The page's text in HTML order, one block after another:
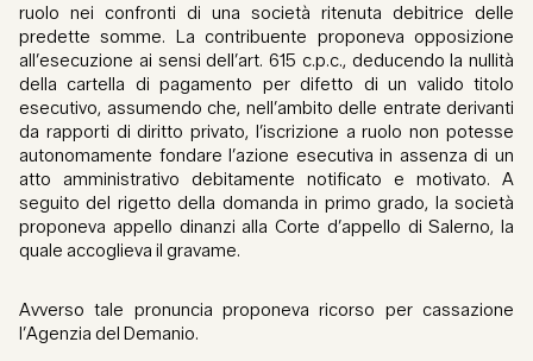
ruolo nei confronti di una società ritenuta debitrice delle
predette somme. La contribuente proponeva opposizione
all’esecuzione ai sensi dell’art. 615 c.p.c., deducendo la nullità
della cartella di pagamento per difetto di un valido titolo
esecutivo, assumendo che, nell’ambito delle entrate derivanti
da rapporti di diritto privato, l’iscrizione a ruolo non potesse
autonomamente fondare l’azione esecutiva in assenza di un
atto amministrativo debitamente notificato e motivato. A
seguito del rigetto della domanda in primo grado, la società
proponeva appello dinanzi alla Corte d’appello di Salerno, la
quale accoglieva il gravame.
Avverso tale pronuncia proponeva ricorso per cassazione
l’Agenzia del Demanio.